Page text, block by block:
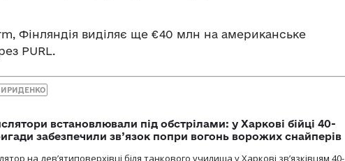
Фінляндія виділяє ще €40 млн на американське
PURL.
встановлювали під обстрілами: у Харкові бійці 40-
забезпечили зв’язок попри вогонь ворожих снайперів
на дев’ятиповерхівці біля танкового училища у Харкові зв’язківцям 40-